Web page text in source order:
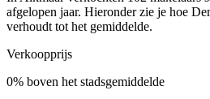
afgelopen jaar. Hieronder zie je hoe
verhoudt tot het gemiddelde.
Verkoopprijs
0% boven het stadsgemiddelde